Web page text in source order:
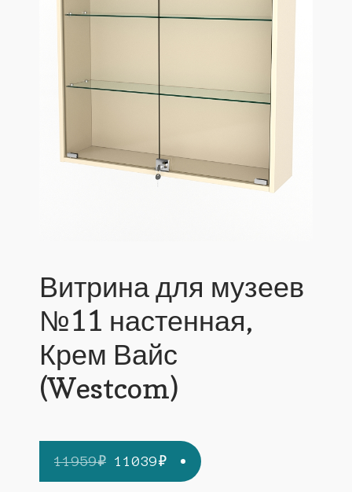
Витрина для музеев
№11 настенная,
Крем Вайс
(Westcom)
11959₽ Первоначальная
цена
11039₽Текущая
цена: